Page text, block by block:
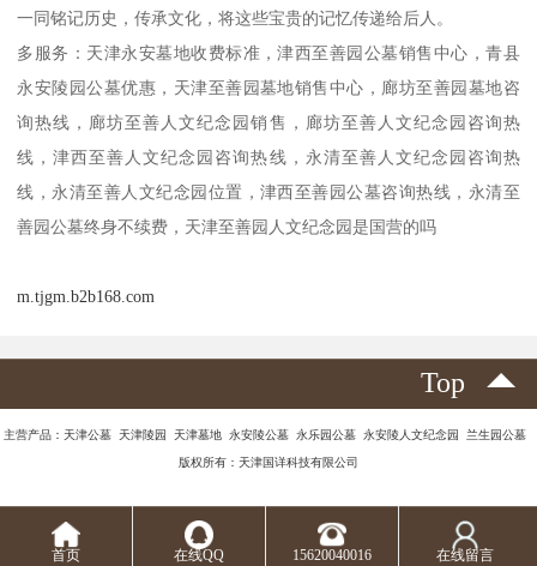
一同铭记历史，传承文化，将这些宝贵的记忆传递给后人。
多服务：天津永安墓地收费标准，津西至善园公墓销售中心，青县
永安陵园公墓优惠，天津至善园墓地销售中心，廊坊至善园墓地咨
询热线，廊坊至善人文纪念园销售，廊坊至善人文纪念园咨询热
线，津西至善人文纪念园咨询热线，永清至善人文纪念园咨询热
线，永清至善人文纪念园位置，津西至善园公墓咨询热线，永清至
善园公墓终身不续费，天津至善园人文纪念园是国营的吗
m.tjgm.b2b168.com
Top
主营产品：天津公墓 天津陵园 天津墓地 永安陵公墓 永乐园公墓 永安陵人文纪念园 兰生园公墓
版权所有：天津国详科技有限公司
首页 在线QQ 15620040016 在线留言